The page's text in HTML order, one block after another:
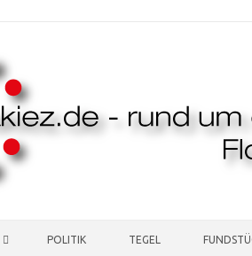
POLITIK TEGEL